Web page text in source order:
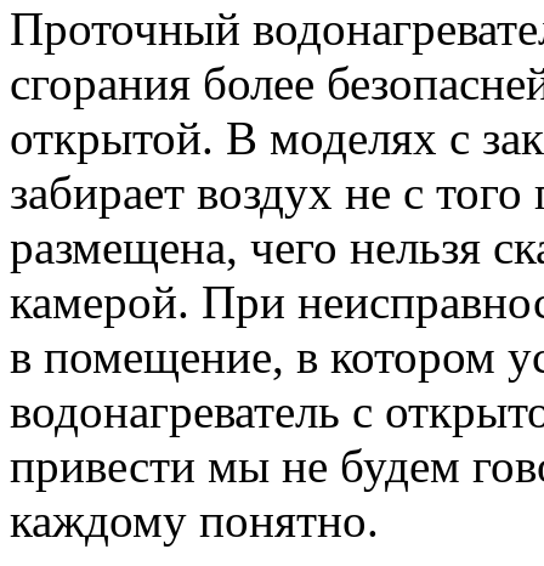
Проточный
сгорания более
открытой. В моделях с
забирает воздух не с
размещена, чего нельзя
камерой. При
в помещение, в котором
водонагреватель с
привести мы не будем
каждому понятно.